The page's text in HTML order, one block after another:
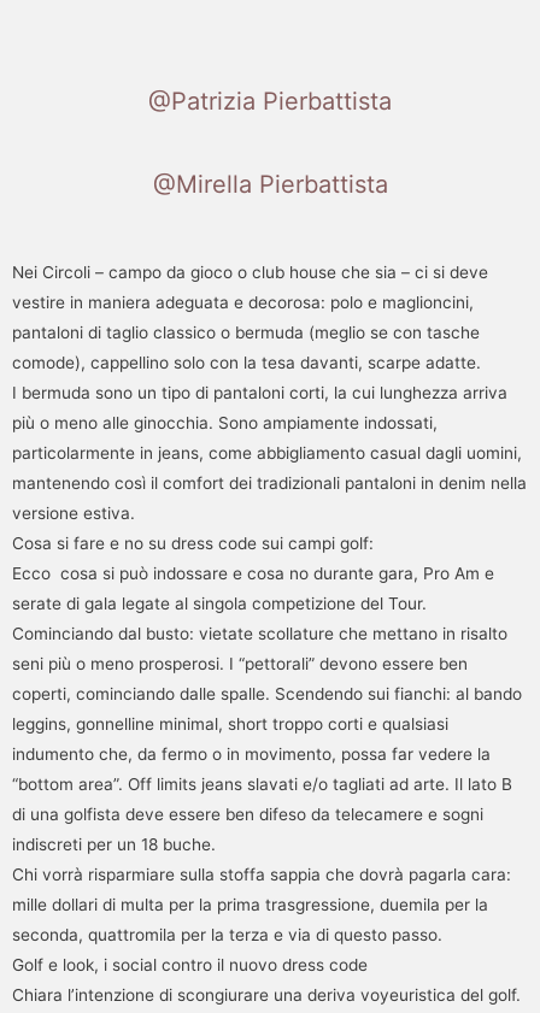
@Patrizia Pierbattista
@Mirella Pierbattista
Nei Circoli – campo da gioco o club house che sia – ci si deve
vestire in maniera adeguata e decorosa: polo e maglioncini,
pantaloni di taglio classico o bermuda (meglio se con tasche
comode), cappellino solo con la tesa davanti, scarpe adatte.
I bermuda sono un tipo di pantaloni corti, la cui lunghezza arriva
più o meno alle ginocchia. Sono ampiamente indossati,
particolarmente in jeans, come abbigliamento casual dagli uomini,
mantenendo così il comfort dei tradizionali pantaloni in denim nella
versione estiva.
Cosa si fare e no su dress code sui campi golf:
Ecco cosa si può indossare e cosa no durante gara, Pro Am e
serate di gala legate al singola competizione del Tour.
Cominciando dal busto: vietate scollature che mettano in risalto
seni più o meno prosperosi. I “pettorali” devono essere ben
coperti, cominciando dalle spalle. Scendendo sui fianchi: al bando
leggins, gonnelline minimal, short troppo corti e qualsiasi
indumento che, da fermo o in movimento, possa far vedere la
“bottom area”. Off limits jeans slavati e/o tagliati ad arte. Il lato B
di una golfista deve essere ben difeso da telecamere e sogni
indiscreti per un 18 buche.
Chi vorrà risparmiare sulla stoffa sappia che dovrà pagarla cara:
mille dollari di multa per la prima trasgressione, duemila per la
seconda, quattromila per la terza e via di questo passo.
Golf e look, i social contro il nuovo dress code
Chiara l’intenzione di scongiurare una deriva voyeuristica del golf.